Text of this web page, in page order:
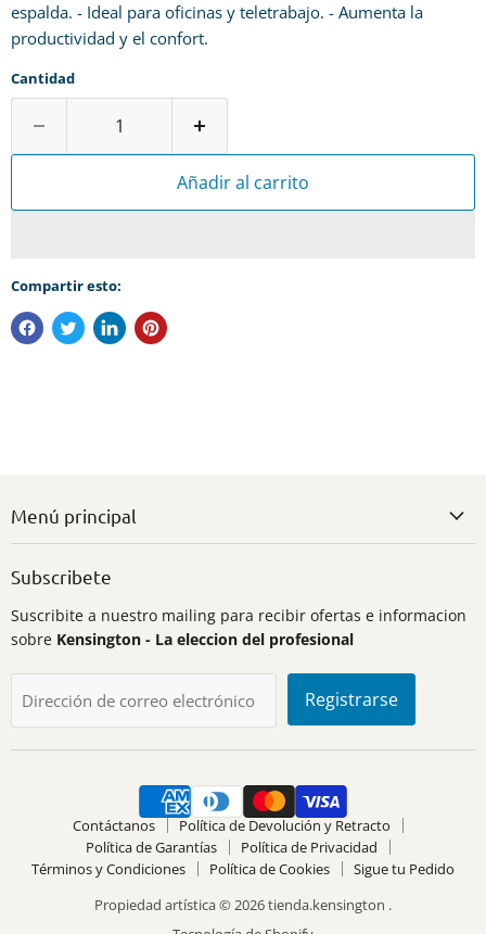
espalda. - Ideal para oficinas y teletrabajo. - Aumenta la
productividad y el confort.
Cantidad
Añadir al carrito
Compartir esto:
Menú principal
Subscribete
Suscribite a nuestro mailing para recibir ofertas e informacion
sobre Kensington - La eleccion del profesional
Dirección de correo electrónico Registrarse
Contáctanos
Política de Devolución y Retracto
Política de Garantías
Política de Privacidad
Términos y Condiciones
Política de Cookies
Sigue tu Pedido
Propiedad artística © 2026 tienda.kensington .